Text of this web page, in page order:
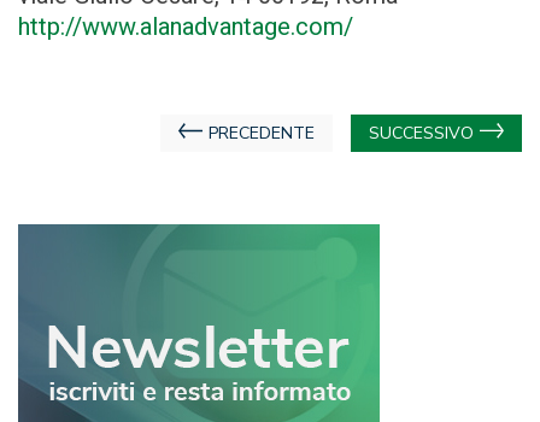
http://www.alanadvantage.com/
Navigazione
PRECEDENTE SUCCESSIVO